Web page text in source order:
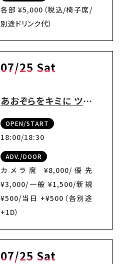
各部 ¥5,000（税込/椅子席/
別途ドリンク代）
07/25 Sat
あおぞらをキミに ツアー2026 『僕らはどんな空になる。』
OPEN/START
18:00/18:30
ADV./DOOR
カメラ席 ¥8,000/優先
¥3,000/一般 ¥1,500/新規
¥500/当日 +¥500（各別途
+1D）
07/25 Sat